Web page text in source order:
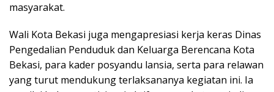
masyarakat.
Wali Kota Bekasi juga mengapresiasi kerja keras Dinas
Pengedalian Penduduk dan Keluarga Berencana Kota
Bekasi, para kader posyandu lansia, serta para relawan
yang turut mendukung terlaksananya kegiatan ini. Ia